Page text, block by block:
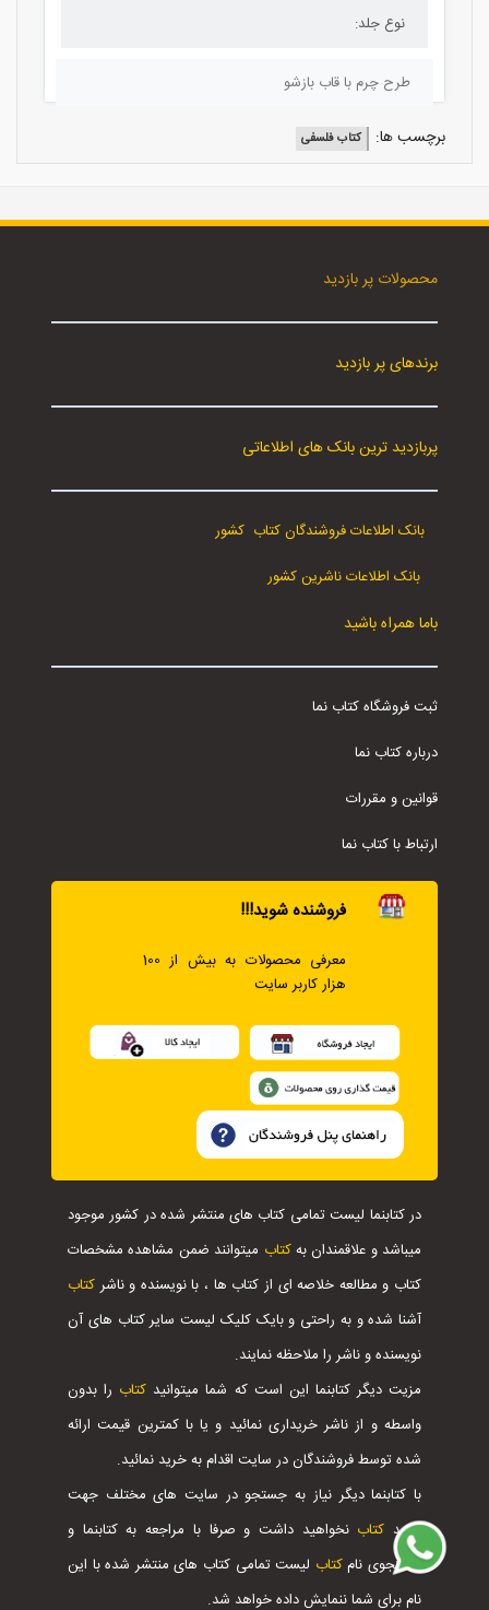
نوع جلد:
طرح چرم با قاب بازشو
برچسب ها: کتاب فلسفی
محصولات پر بازدید
برندهای پر بازدید
پربازدید ترین بانک های اطلاعاتی
بانک اطلاعات فروشندگان کتاب کشور
بانک اطلاعات ناشرین کشور
باما همراه باشید
ثبت فروشگاه کتاب نما
درباره کتاب نما
قوانین و مقررات
ارتباط با کتاب نما
فروشنده شوید!!!
معرفی محصولات به بیش از 100
هزار کاربر سایت
در کتابنما لیست تمامی کتاب های منتشر شده در کشور موجود
میباشد و علاقمندان بهکتاب میتوانند ضمن مشاهده مشخصات
کتاب و مطالعه خلاصه ای از کتاب ها ، با نویسنده و ناشرکتاب
آشنا شده و به راحتی و بایک کلیک لیست سایر کتاب های آن
نویسنده و ناشر را ملاحظه نمایند.
مزیت دیگر کتابنما این است که شما میتوانید کتاب را بدون
واسطه و از ناشر خریداری نمائید و یا با کمترین قیمت ارائه
شده توسط فروشندگان در سایت اقدام به خرید نمائید.
با کتابنما دیگر نیاز به جستجو در سایت های مختلف جهت
خرید کتابنخواهید داشت و صرفا با مراجعه به کتابنما و
جستجوی نامکتاب لیست تمامی کتاب های منتشر شده با این
نام برای شما ننمایش داده خواهد شد.